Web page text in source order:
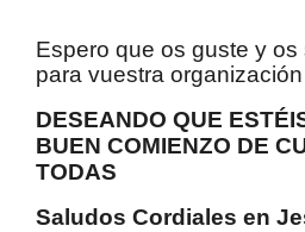
Espero que os guste y
para vuestra
DESEANDO QUE
BUEN COMIENZO DE
TODAS
Saludos Cordiales en